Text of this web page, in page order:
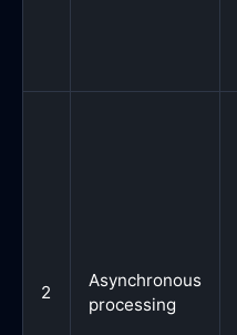
2
Asynchronous
processing